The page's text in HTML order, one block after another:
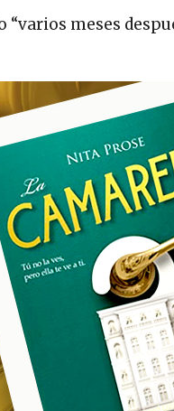
meses